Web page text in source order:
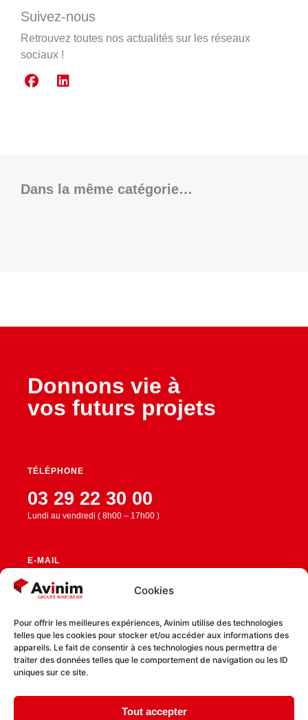
Cookies
Pour offrir les meilleures expériences, Avinim utilise des technologies
telles que les cookies pour stocker et/ou accéder aux informations des
appareils. Le fait de consentir à ces technologies nous permettra de
traiter des données telles que le comportement de navigation ou les ID
uniques sur ce site.
Tout accepter
Suivez-nous
Retrouvez toutes nos actualités sur les réseaux
sociaux !
Dans la même catégorie…
Donnons vie à
vos futurs projets
TÉLÉPHONE
03 29 22 30 00
Lundi au vendredi ( 8h00 – 17h00 )
E-MAIL
contact@avinim.fr
RESTEZ CONNECTÉ